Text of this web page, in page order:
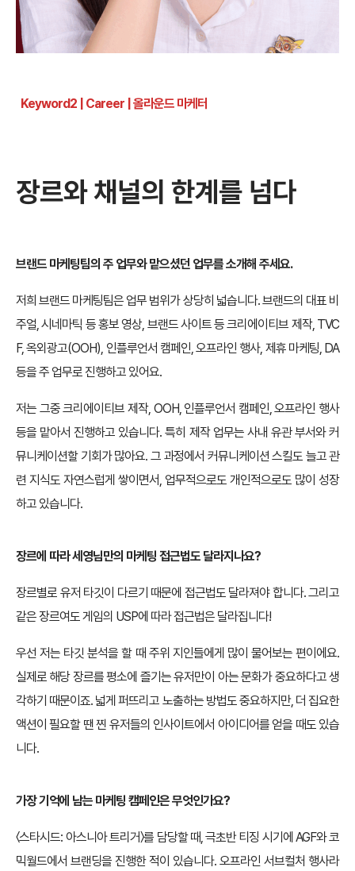
Keyword2 | Career | 올라운드 마케터
장르와 채널의 한계를 넘다
브랜드 마케팅팀의 주 업무와 맡으셨던 업무를 소개해 주세요.
저희 브랜드 마케팅팀은 업무 범위가 상당히 넓습니다. 브랜드의 대표 비
주얼, 시네마틱 등 홍보 영상, 브랜드 사이트 등 크리에이티브 제작, TVC
F, 옥외광고(OOH), 인플루언서 캠페인, 오프라인 행사, 제휴 마케팅, DA
등을 주 업무로 진행하고 있어요.
저는 그중 크리에이티브 제작, OOH, 인플루언서 캠페인, 오프라인 행사
등을 맡아서 진행하고 있습니다. 특히 제작 업무는 사내 유관 부서와 커
뮤니케이션할 기회가 많아요. 그 과정에서 커뮤니케이션 스킬도 늘고 관
련 지식도 자연스럽게 쌓이면서, 업무적으로도 개인적으로도 많이 성장
하고 있습니다.
장르에 따라 세영님만의 마케팅 접근법도 달라지나요?
장르별로 유저 타깃이 다르기 때문에 접근법도 달라져야 합니다. 그리고
같은 장르여도 게임의 USP에 따라 접근법은 달라집니다!
우선 저는 타깃 분석을 할 때 주위 지인들에게 많이 물어보는 편이에요.
실제로 해당 장르를 평소에 즐기는 유저만이 아는 문화가 중요하다고 생
각하기 때문이죠. 넓게 퍼뜨리고 노출하는 방법도 중요하지만, 더 집요한
액션이 필요할 땐 찐 유저들의 인사이트에서 아이디어를 얻을 때도 있습
니다.
가장 기억에 남는 마케팅 캠페인은 무엇인가요?
〈스타시드: 아스니아 트리거〉를 담당할 때, 극초반 티징 시기에 AGF와 코
믹월드에서 브랜딩을 진행한 적이 있습니다. 오프라인 서브컬처 행사라